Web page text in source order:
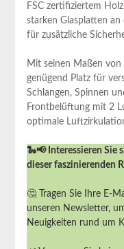
FSC ⁤zertifiziertem
starken Glasplatten
für zusätzliche
Mit seinen Maßen
genügend Platz für
Schlangen, Spinnen
Frontbelüftung mit 2
optimale
🐍📢 Interessieren Sie
dieser faszinierenden
🤔 Tragen Sie Ihre E-
unseren Newsletter,
Neuigkeiten rund um